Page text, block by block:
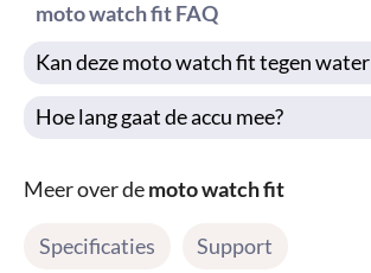
moto watch fit FAQ
Kan deze moto watch fit tegen water
Hoe lang gaat de accu mee?
Meer over demoto watch fit
Specificaties Support